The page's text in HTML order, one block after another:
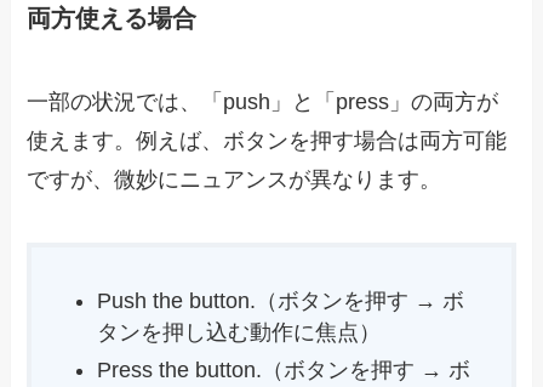
両方使える場合
一部の状況では、「push」と「press」の両方が
使えます。例えば、ボタンを押す場合は両方可能
ですが、微妙にニュアンスが異なります。
Push the button.（ボタンを押す → ボ
タンを押し込む動作に焦点）
Press the button.（ボタンを押す → ボ